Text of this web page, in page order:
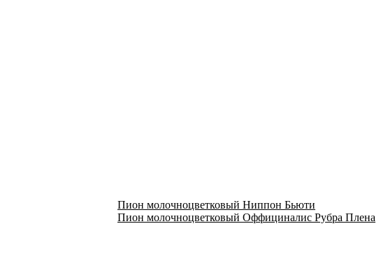
Пион молочноцветковый Ниппон Бьюти
Пион молочноцветковый Оффициналис Рубра Плена